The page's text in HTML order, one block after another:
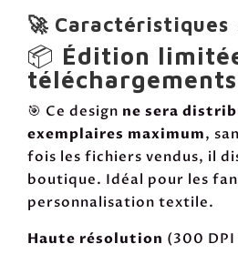
🚀 Caractéristiques
📦 Édition
téléchargements
🎯 Ce design ne sera
exemplaires maximum,
fois les fichiers vendus, il
boutique. Idéal pour les
personnalisation textile.
Haute résolution (300 DPI